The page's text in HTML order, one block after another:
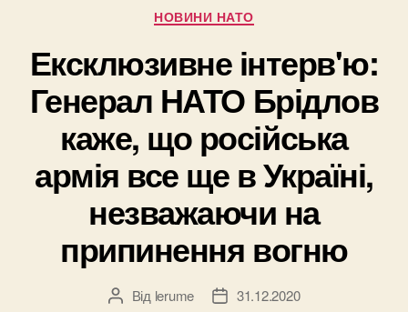
Категорії
НОВИНИ НАТО
Ексклюзивне інтерв'ю:
Генерал НАТО Брідлов
каже, що російська
армія все ще в Україні,
незважаючи на
припинення вогню
Автор
Від lerume
Дата31.12.2020